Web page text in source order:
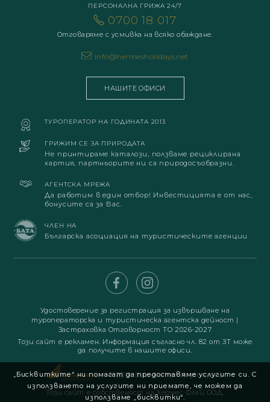
ПЕРСОНАЛНА ГРИЖА 24/7
0700 18 017
Отговаряме с усмивка на всяко обаждане.
info@hermesholidays.net
НАШИТЕ ОФИСИ
ТУРОПЕРАТОР НА ГОДИНАТА 2013
ГРИЖИМ СЕ ЗА ПРИРОДАТА
Не принтираме каталози, ползваме рециклирана
хартия, партньорите ни са природосъобразни.
АГЕНТСКА МРЕЖА
Да работим в един отбор! Инвестицията е от нас,
бонусите са за Вас.
ЧЛЕН НА
Българска асоциация на туристическите агенции
Удостоверение за регистрация за извършване на
туроператорска и туристическа агентска дейност |
Застраховка Отговорност ТО 2026-2027
Този сайт е рекламен. Информация съгласно чл. 82 от ЗТ може
да получите в нашите офиси.
© 2019. Всички права запазени
Този сайт е собственост на Хермес Флай ООД.
„Бисквитките“ ни помагат да предоставяме услугите си. С
използването на услугите ни приемате, че можем да
използваме „бисквитки“.